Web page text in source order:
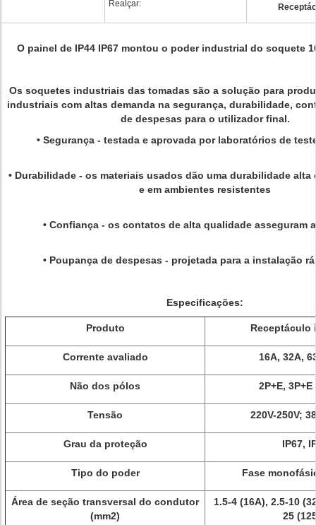
Realçar:
O painel de IP44 IP67 montou o poder industrial do soquete
Os soquetes industriais das tomadas são a solução para
industriais com altas demanda na segurança, durabilidade,
de despesas para o utilizador final.
• Segurança - testada e aprovada por laboratórios de
•Durabilidade - os materiais usados dão uma durabilidade alta
e em ambientes resistentes
• Confiança - os contatos de alta qualidade asseguram
•Poupança de despesas - projetada para a instalação
Especificações:
Produto Receptáculo
Corrente avaliado 16A, 32A,
Não dos pólos 2P+E, 3P+E
Tensão 220V-250V;
Grau da proteção IP67,
Tipo do poder Fase
Área de seção transversal do condutor
(mm2)
1.5-4 (16A), 2.5-10
25